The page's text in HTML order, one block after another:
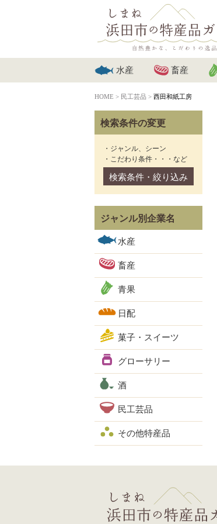
水産 畜産
HOME > 民工芸品 > 西田和紙工房
検索条件の変更
・ジャンル、シーン
・こだわり条件・・・など
検索条件・絞り込み
ジャンル別企業名
水産
畜産
青果
日配
菓子・スイーツ
グローサリー
酒
民工芸品
その他特産品